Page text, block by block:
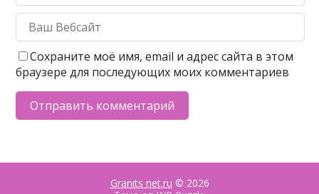
Сохраните моё имя, email и адрес сайта в этом
браузере для последующих моих комментариев
Granits net.ru © 2026